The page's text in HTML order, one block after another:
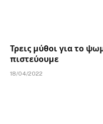
Τρεις μύθοι για το
πιστεύουμε
18/04/2022